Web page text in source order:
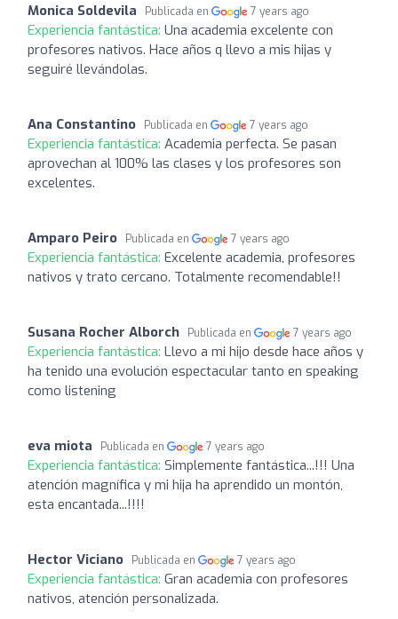
Monica Soldevila Publicada en 7 years ago
Experiencia fantástica: Una academia excelente con
profesores nativos. Hace años q llevo a mis hijas y
seguiré llevándolas.
Ana Constantino Publicada en 7 years ago
Experiencia fantástica: Academia perfecta. Se pasan
aprovechan al 100% las clases y los profesores son
excelentes.
Amparo Peiro Publicada en 7 years ago
Experiencia fantástica: Excelente academia, profesores
nativos y trato cercano. Totalmente recomendable!!
Susana Rocher Alborch Publicada en 7 years ago
Experiencia fantástica: Llevo a mi hijo desde hace años y
ha tenido una evolución espectacular tanto en speaking
como listening
eva miota Publicada en 7 years ago
Experiencia fantástica: Simplemente fantástica...!!! Una
atención magnífica y mi hija ha aprendido un montón,
esta encantada...!!!!
Hector Viciano Publicada en 7 years ago
Experiencia fantástica: Gran academia con profesores
nativos, atención personalizada.